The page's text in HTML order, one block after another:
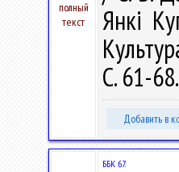
полный
текст
Янкі
С. 61-68.
Добавить в
ББК 67.